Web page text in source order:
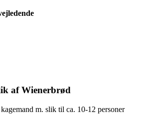
af Wienerbrød
m. slik til ca. 10-12 personer